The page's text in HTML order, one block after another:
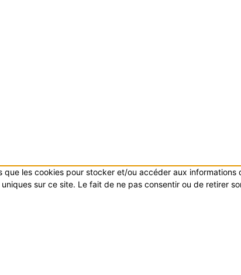
les cookies pour stocker et/ou accéder aux
sur ce site. Le fait de ne pas consentir ou de retirer